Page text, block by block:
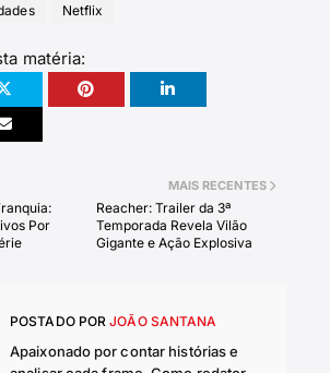
Netflix
matéria:
MAIS RECENTES
Reacher: Trailer da 3ª
Temporada Revela Vilão
Gigante e Ação Explosiva
Por
POSTADO POR JOÃO SANTANA
Apaixonado por contar histórias e